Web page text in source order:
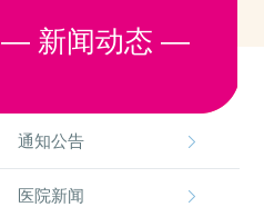
— 新闻动态 —
通知公告
医院新闻